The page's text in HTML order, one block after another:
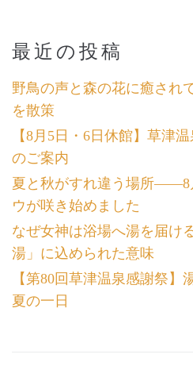
最近の投稿
野鳥の声と森の花に癒され
を散策
【8月5日・6日休館】草津
のご案内
夏と秋がすれ違う場所――8
ウが咲き始めました
なぜ女神は浴場へ湯を届け
湯」に込められた意味
【第80回草津温泉感謝祭】
夏の一日